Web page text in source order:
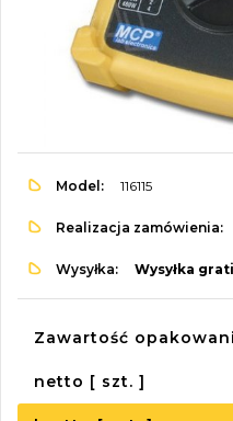
Model: 116115
Realizacja zamówienia:
Wysyłka: Wysyłka
Zawartość
netto [ szt. ]